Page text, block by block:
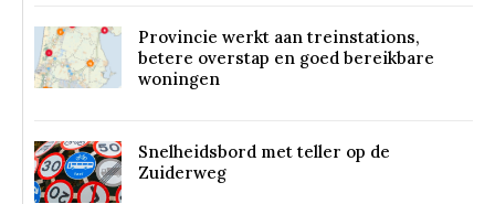
Provincie werkt aan treinstations,
betere overstap en goed bereikbare
woningen
Snelheidsbord met teller op de
Zuiderweg